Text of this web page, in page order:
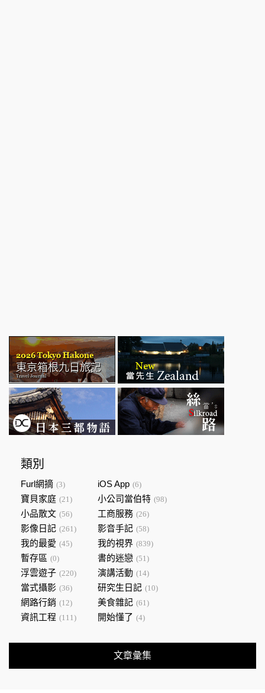
類別
Furl網摘 (3) iOS App (6)
寶貝家庭 (21) 小公司當伯特 (98)
小品散文 (56) 工商服務 (26)
影像日記 (261) 影音手記 (58)
我的最愛 (45) 我的視界 (839)
暫存區 (0) 書的迷戀 (51)
浮雲遊子 (220) 演講活動 (14)
當式攝影 (36) 研究生日記 (10)
網路行銷 (12) 美食雜記 (61)
資訊工程 (111) 開始懂了 (4)
文章彙集